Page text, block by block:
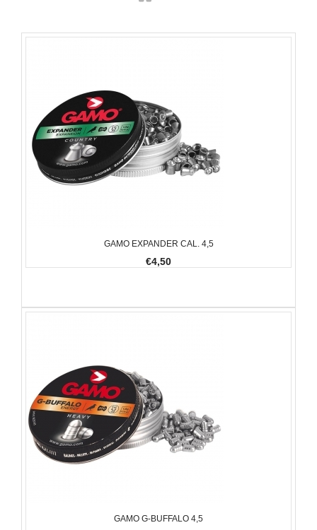
GAMO EXPANDER CAL. 4,5
€4,50
GAMO G-BUFFALO 4,5